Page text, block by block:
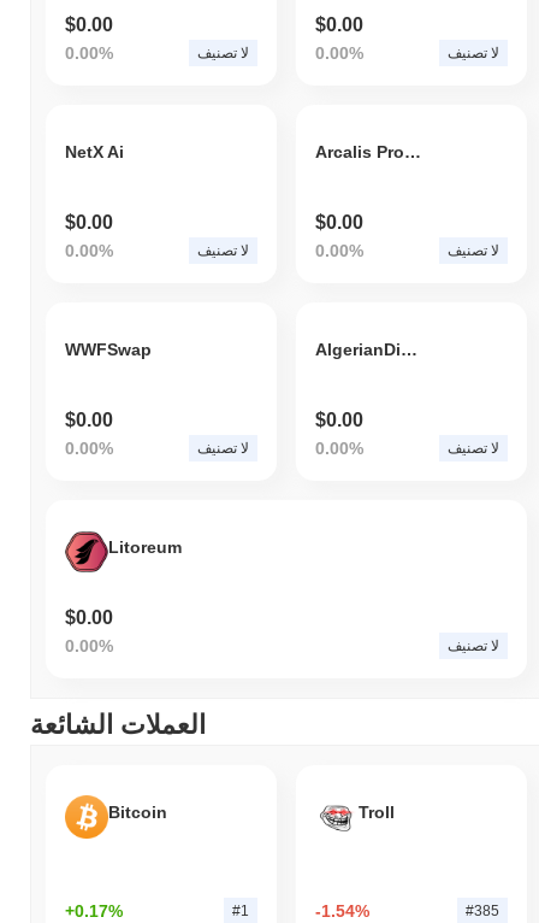
$0.00
0.00% لا تصنيف
$0.00
0.00% لا تصنيف
NetX Ai
$0.00
0.00% لا تصنيف
Arcalis Protocol
$0.00
0.00% لا تصنيف
WWFSwap
$0.00
0.00% لا تصنيف
AlgerianDianr
$0.00
0.00% لا تصنيف
Litoreum
$0.00
0.00% لا تصنيف
العملات الشائعة
Bitcoin
+0.17% #1
Troll
-1.54% #385